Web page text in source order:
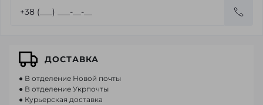
ДОСТАВКА
● В отделение Новой почты
● В отделение Укрпочты
● Курьерская доставка